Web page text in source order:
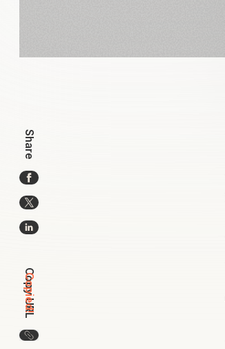
Share
Copy URL
Copied!
この記事のURLをコピー